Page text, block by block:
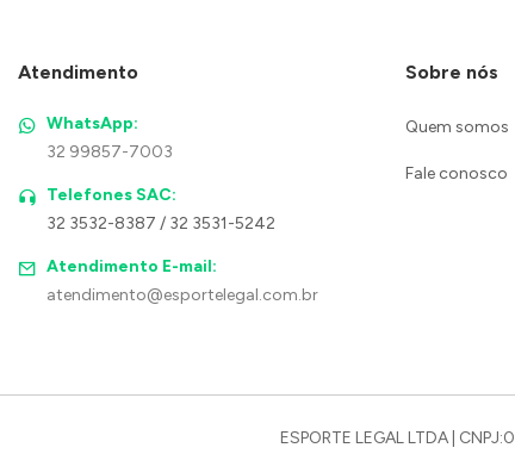
Atendimento
WhatsApp:
32 99857-7003
Telefones SAC:
32 3532-8387 / 32 3531-5242
Atendimento E-mail:
atendimento@esportelegal.com.br
Sobre nós
Quem somos
Fale conosco
ESPORTE LEGAL LTDA |